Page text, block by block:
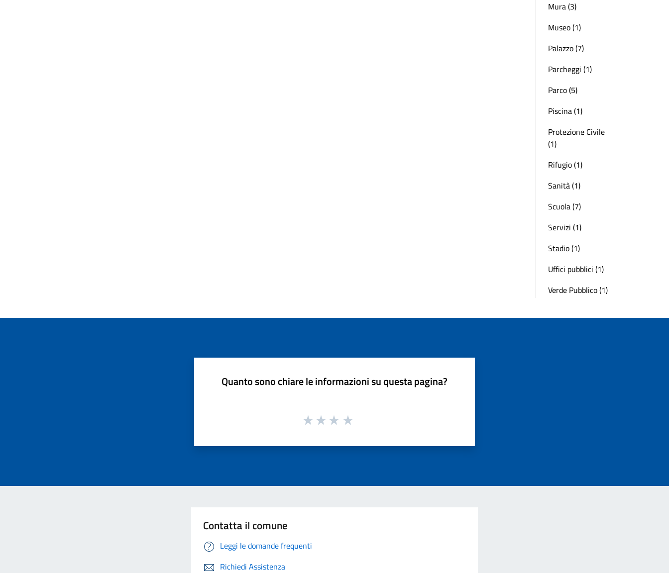
Mura (3)
Museo (1)
Palazzo (7)
Parcheggi (1)
Parco (5)
Piscina (1)
Protezione Civile
(1)
Rifugio (1)
Sanità (1)
Scuola (7)
Servizi (1)
Stadio (1)
Uffici pubblici (1)
Verde Pubblico (1)
Quanto sono chiare le informazioni su questa pagina?
Contatta il comune
Leggi le domande frequenti
Richiedi Assistenza